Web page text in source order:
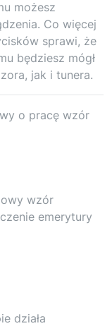
możesz
Co więcej
sprawi, że
będziesz mógł
jak i tunera.
o pracę wzór
wzór
emerytury
działa